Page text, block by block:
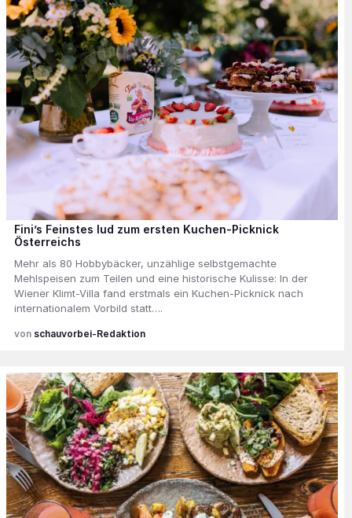
Fini’s Feinstes lud zum ersten Kuchen-Picknick
Österreichs
Mehr als 80 Hobbybäcker, unzählige selbstgemachte
Mehlspeisen zum Teilen und eine historische Kulisse: In der
Wiener Klimt-Villa fand erstmals ein Kuchen-Picknick nach
internationalem Vorbild statt….
schauvorbei-Redaktion